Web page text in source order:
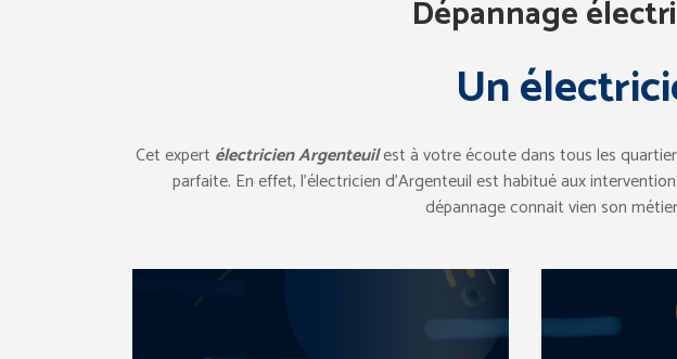
Dépannage
Un
Cet expert électricien Argenteuilest à votre écoute dans tous les
parfaite. En effet, l’électricien d’Argenteuil est habitué aux
dépannage connait vien son